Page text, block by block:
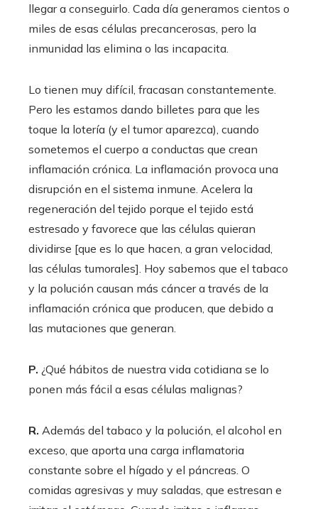
llegar a conseguirlo. Cada día generamos cientos o
miles de esas células precancerosas, pero la
inmunidad las elimina o las incapacita.
Lo tienen muy difícil, fracasan constantemente.
Pero les estamos dando billetes para que les
toque la lotería (y el tumor aparezca), cuando
sometemos el cuerpo a conductas que crean
inflamación crónica. La inflamación provoca una
disrupción en el sistema inmune. Acelera la
regeneración del tejido porque el tejido está
estresado y favorece que las células quieran
dividirse [que es lo que hacen, a gran velocidad,
las células tumorales]. Hoy sabemos que el tabaco
y la polución causan más cáncer a través de la
inflamación crónica que producen, que debido a
las mutaciones que generan.
P. ¿Qué hábitos de nuestra vida cotidiana se lo
ponen más fácil a esas células malignas?
R. Además del tabaco y la polución, el alcohol en
exceso, que aporta una carga inflamatoria
constante sobre el hígado y el páncreas. O
comidas agresivas y muy saladas, que estresan e